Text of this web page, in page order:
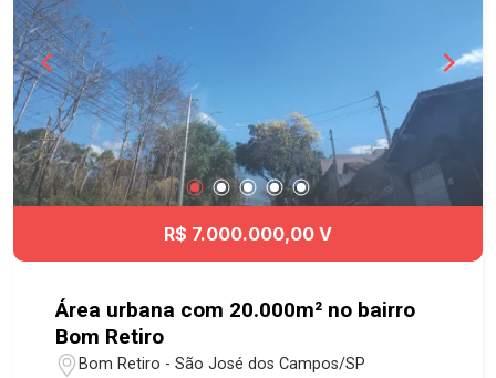
R$ 7.000.000,00 V
Área urbana com 20.000m² no bairro
Bom Retiro
Bom Retiro - São José dos Campos/SP